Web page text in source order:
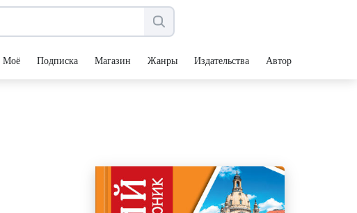
Моё Подписка Магазин Жанры Издательства Авторы